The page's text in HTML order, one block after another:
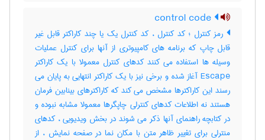
رمز کنترل ؛ کد کنترل ، کد کنترل یک یا چند کاراکتر قابل غیر
قابل چاپ که برنامه های کامپیوتری از آنها برای کنترل عملیات
وسیله ها استفاده می کنند کدهای کنترل معمولا با یک کاراکتر
Escape آغاز شده و برخی نیز با یک کاراکتر انتهایی به پایان می
رسند این کاراکترها مشخص می کند که کاراکترهای بینابین فرمان
هستند نه اطلاعات کدهای کنترلی چاپگرها معمولا مشابه نبوده و
در کتابچه راهنمای آنها ذکر می شوند در بخش ویدیویی ، کدهای
منترلی برای تغییر ظاهر متن با مکان نما در صفحه نمایش ، از